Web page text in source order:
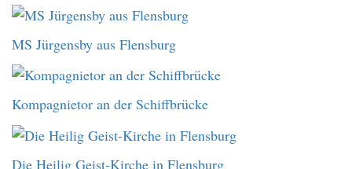
MS Jürgensby aus Flensburg
Kompagnietor an der Schiffbrücke
Die Heilig Geist-Kirche in Flensburg